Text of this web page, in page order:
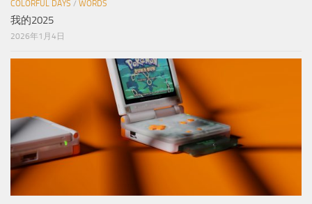
COLORFUL DAYS / WORDS
我的2025
2026年1月4日